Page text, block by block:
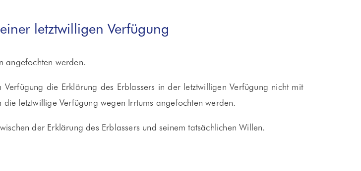
letztwilligen Verfügung
angefochten werden.
die Erklärung des Erblassers in der letztwilligen Verfügung nicht mit
letztwillige Verfügung wegen Irrtums angefochten werden.
der Erklärung des Erblassers und seinem tatsächlichen Willen.